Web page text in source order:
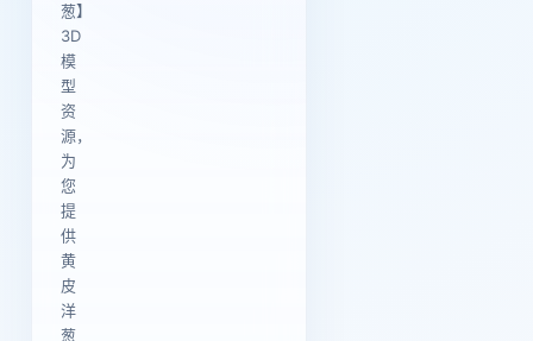
葱】
3D
模
型
资
源，
为
您
提
供
黄
皮
洋
葱